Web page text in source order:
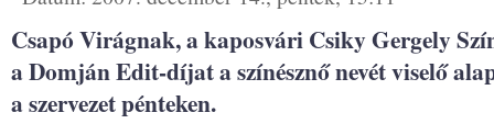
Csapó Virágnak, a kaposvári Csiky Gergely
a Domján Edit-díjat a színésznő nevét viselő
a szervezet pénteken.